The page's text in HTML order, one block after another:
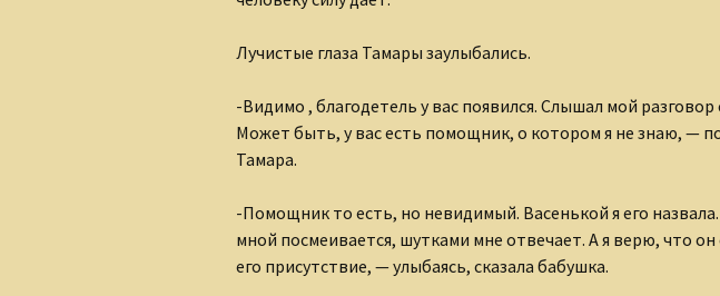
Лучистые глаза Тамары заулыбались.
-Видимо , благодетель у вас появился. Слышал мой
Может быть, у вас есть помощник, о котором я не знаю, —
Тамара.
-Помощник то есть, но невидимый. Васенькой я его
мной посмеивается, шутками мне отвечает. А я верю, что он
его присутствие, — улыбаясь, сказала бабушка.